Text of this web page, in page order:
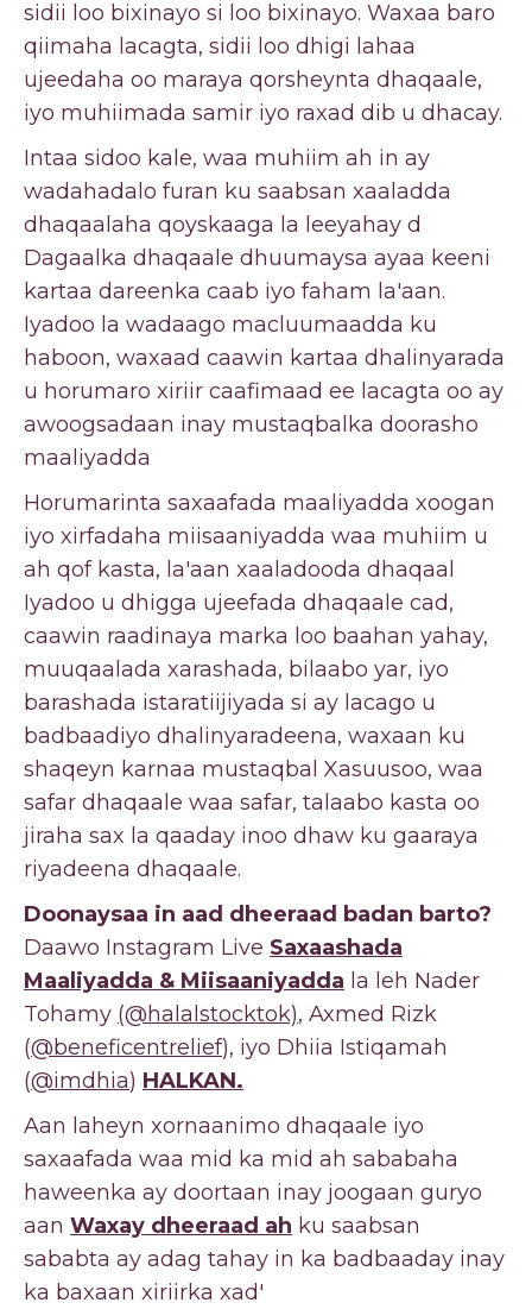
sidii loo bixinayo si loo bixinayo. Waxaa baro
qiimaha lacagta, sidii loo dhigi lahaa
ujeedaha oo maraya qorsheynta dhaqaale,
iyo muhiimada samir iyo raxad dib u dhacay.
Intaa sidoo kale, waa muhiim ah in ay
wadahadalo furan ku saabsan xaaladda
dhaqaalaha qoyskaaga la leeyahay d
Dagaalka dhaqaale dhuumaysa ayaa keeni
kartaa dareenka caab iyo faham la'aan.
Iyadoo la wadaago macluumaadda ku
haboon, waxaad caawin kartaa dhalinyarada
u horumaro xiriir caafimaad ee lacagta oo ay
awoogsadaan inay mustaqbalka doorasho
maaliyadda
Horumarinta saxaafada maaliyadda xoogan
iyo xirfadaha miisaaniyadda waa muhiim u
ah qof kasta, la'aan xaaladooda dhaqaal
Iyadoo u dhigga ujeefada dhaqaale cad,
caawin raadinaya marka loo baahan yahay,
muuqaalada xarashada, bilaabo yar, iyo
barashada istaratiijiyada si ay lacago u
badbaadiyo dhalinyaradeena, waxaan ku
shaqeyn karnaa mustaqbal Xasuusoo, waa
safar dhaqaale waa safar, talaabo kasta oo
jiraha sax la qaaday inoo dhaw ku gaaraya
riyadeena dhaqaale.
Doonaysaa in aad dheeraad badan barto?
Daawo Instagram Live Saxaashada
Maaliyadda & Miisaaniyadda la leh Nader
Tohamy (@halalstocktok), Axmed Rizk
(@beneficentrelief), iyo Dhiia Istiqamah
(@imdhia) HALKAN.
Aan laheyn xornaanimo dhaqaale iyo
saxaafada waa mid ka mid ah sababaha
haweenka ay doortaan inay joogaan guryo
aan Waxay dheeraad ah ku saabsan
sababta ay adag tahay in ka badbaaday inay
ka baxaan xiriirka xad'